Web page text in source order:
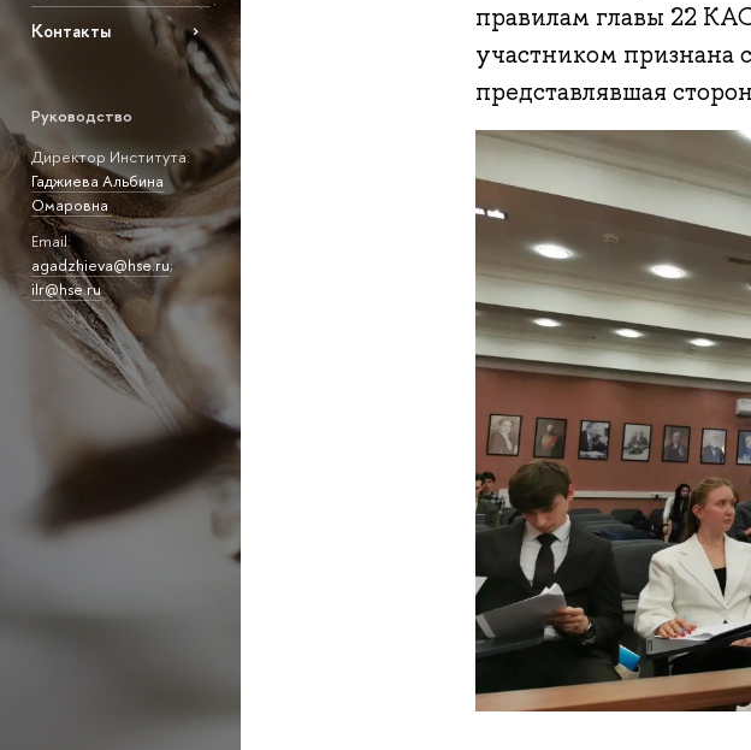
Контакты
Руководство
Директор Института:
Гаджиева Альбина
Омаровна
Email:
agadzhieva@hse.ru;
ilr@hse.ru
правилам главы 22
участником
представлявшая